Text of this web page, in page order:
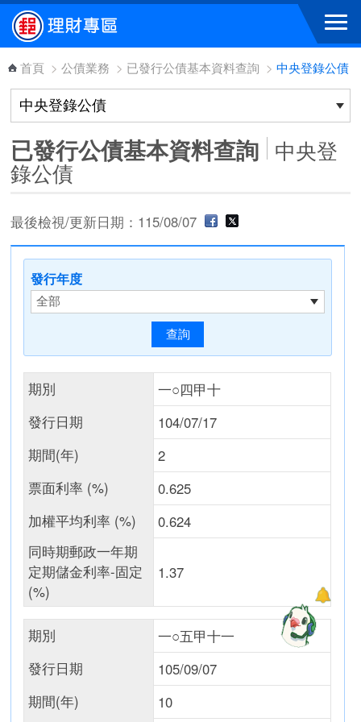
跳到主要內容區塊
首頁 > 公債業務 > 已發行公債基本資料查詢 > 中央登錄公債
已發行公債基本資料查詢 中央登
錄公債
最後檢視/更新日期：115/08/07
發行年度
期別
一○四甲十
發行日期
104/07/17
期間(年)
2
票面利率 (%)
0.625
加權平均利率 (%)
0.624
同時期郵政一年期
定期儲金利率-固定
(%)
1.37
期別
一○五甲十一
發行日期
105/09/07
期間(年)
10